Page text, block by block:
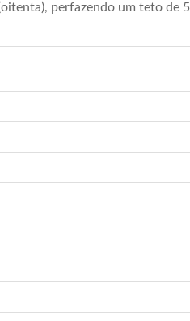
perfazendo um teto de